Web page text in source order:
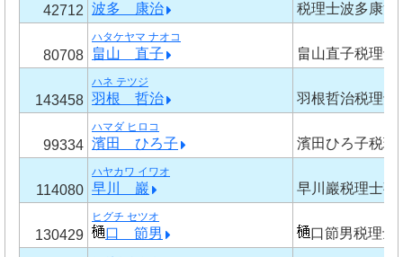
42712 波多 康治 税理士波多康治
80708
ハタケヤマ ナオコ
畠山 直子 畠山直子税理士
143458
ハネ テツジ
羽根 哲治 羽根哲治税理士
99334
ハマダ ヒロコ
濱田 ひろ子 濱田ひろ子税理
114080
ハヤカワ イワオ
早川 巖 早川巖税理士事
130429
ヒグチ セツオ
口 節男 口節男税理士